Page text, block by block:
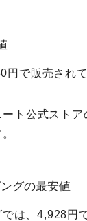
で販売されて
ト公式スト
グの最安値
は、4,928円